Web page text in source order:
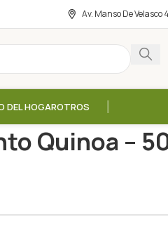
Av. Manso De Velasco
DEL HOGAROTROS
Quinoa –